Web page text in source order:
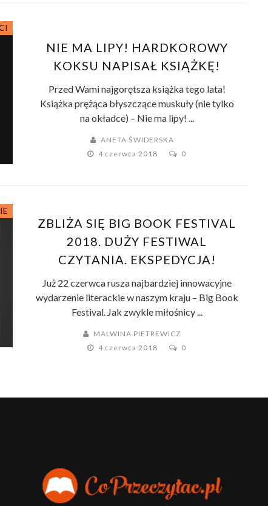
NIE MA LIPY! HARDKOROWY
KOKSU NAPISAŁ KSIĄŻKĘ!
Przed Wami najgorętsza książka tego lata!
Książka prężąca błyszczące muskuły (nie tylko
na okładce) – Nie ma lipy! ...
ANETA ŚWIDERSKA
4 czerwca 2018
0
ZBLIŻA SIĘ BIG BOOK FESTIVAL
2018. DUŻY FESTIWAL
CZYTANIA. EKSPEDYCJA!
Już 22 czerwca rusza najbardziej innowacyjne
wydarzenie literackie w naszym kraju – Big Book
Festival. Jak zwykle miłośnicy ...
MALWINA PIETREWICZ
4 czerwca 2018
0